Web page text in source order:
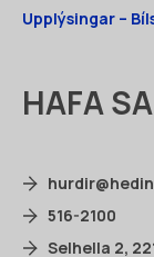
Upplýsingar –
HAFA
516-2100
Selhella 2,